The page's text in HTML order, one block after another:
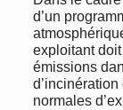
d’un
exploitant
émissions
normales